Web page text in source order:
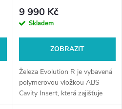
9 990 Kč
Skladem
ZOBRAZIT
Železa Evolution R je vybavená
polymerovou vložkou ABS
Cavity Insert, která zajišťuje
výjimečný cit a akustiku při